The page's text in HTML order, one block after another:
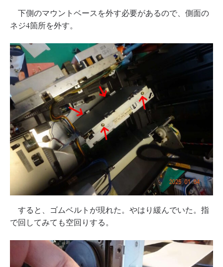
下側のマウントベースを外す必要があるので、側面の
ネジ4箇所を外す。
すると、ゴムベルトが現れた。やはり緩んでいた。指
で回してみても空回りする。